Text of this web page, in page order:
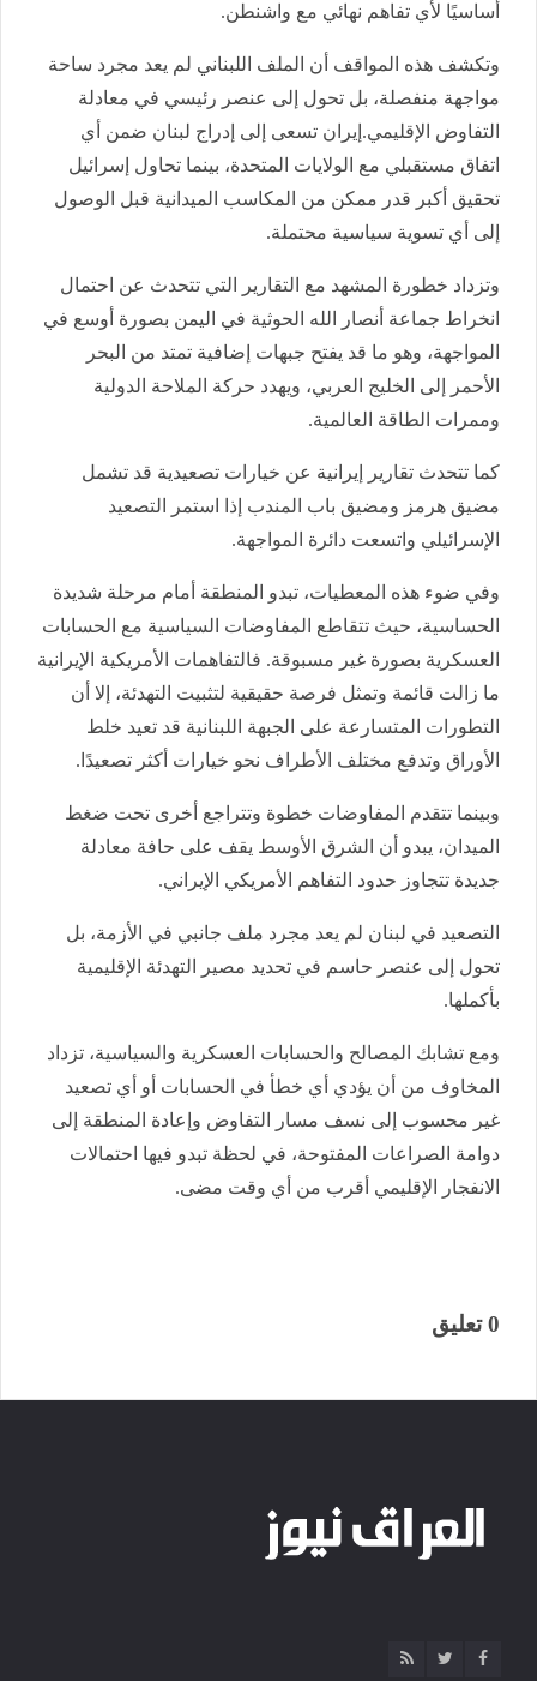
أساسيًا لأي تفاهم نهائي مع واشنطن.
وتكشف هذه المواقف أن الملف اللبناني لم يعد مجرد ساحة
مواجهة منفصلة، بل تحول إلى عنصر رئيسي في معادلة
التفاوض الإقليمي.إيران تسعى إلى إدراج لبنان ضمن أي
اتفاق مستقبلي مع الولايات المتحدة، بينما تحاول إسرائيل
تحقيق أكبر قدر ممكن من المكاسب الميدانية قبل الوصول
إلى أي تسوية سياسية محتملة.
وتزداد خطورة المشهد مع التقارير التي تتحدث عن احتمال
انخراط جماعة أنصار الله الحوثية في اليمن بصورة أوسع في
المواجهة، وهو ما قد يفتح جبهات إضافية تمتد من البحر
الأحمر إلى الخليج العربي، ويهدد حركة الملاحة الدولية
وممرات الطاقة العالمية.
كما تتحدث تقارير إيرانية عن خيارات تصعيدية قد تشمل
مضيق هرمز ومضيق باب المندب إذا استمر التصعيد
الإسرائيلي واتسعت دائرة المواجهة.
وفي ضوء هذه المعطيات، تبدو المنطقة أمام مرحلة شديدة
الحساسية، حيث تتقاطع المفاوضات السياسية مع الحسابات
العسكرية بصورة غير مسبوقة. فالتفاهمات الأمريكية الإيرانية
ما زالت قائمة وتمثل فرصة حقيقية لتثبيت التهدئة، إلا أن
التطورات المتسارعة على الجبهة اللبنانية قد تعيد خلط
الأوراق وتدفع مختلف الأطراف نحو خيارات أكثر تصعيدًا.
وبينما تتقدم المفاوضات خطوة وتتراجع أخرى تحت ضغط
الميدان، يبدو أن الشرق الأوسط يقف على حافة معادلة
جديدة تتجاوز حدود التفاهم الأمريكي الإيراني.
التصعيد في لبنان لم يعد مجرد ملف جانبي في الأزمة، بل
تحول إلى عنصر حاسم في تحديد مصير التهدئة الإقليمية
بأكملها.
ومع تشابك المصالح والحسابات العسكرية والسياسية، تزداد
المخاوف من أن يؤدي أي خطأ في الحسابات أو أي تصعيد
غير محسوب إلى نسف مسار التفاوض وإعادة المنطقة إلى
دوامة الصراعات المفتوحة، في لحظة تبدو فيها احتمالات
الانفجار الإقليمي أقرب من أي وقت مضى.
0 تعليق